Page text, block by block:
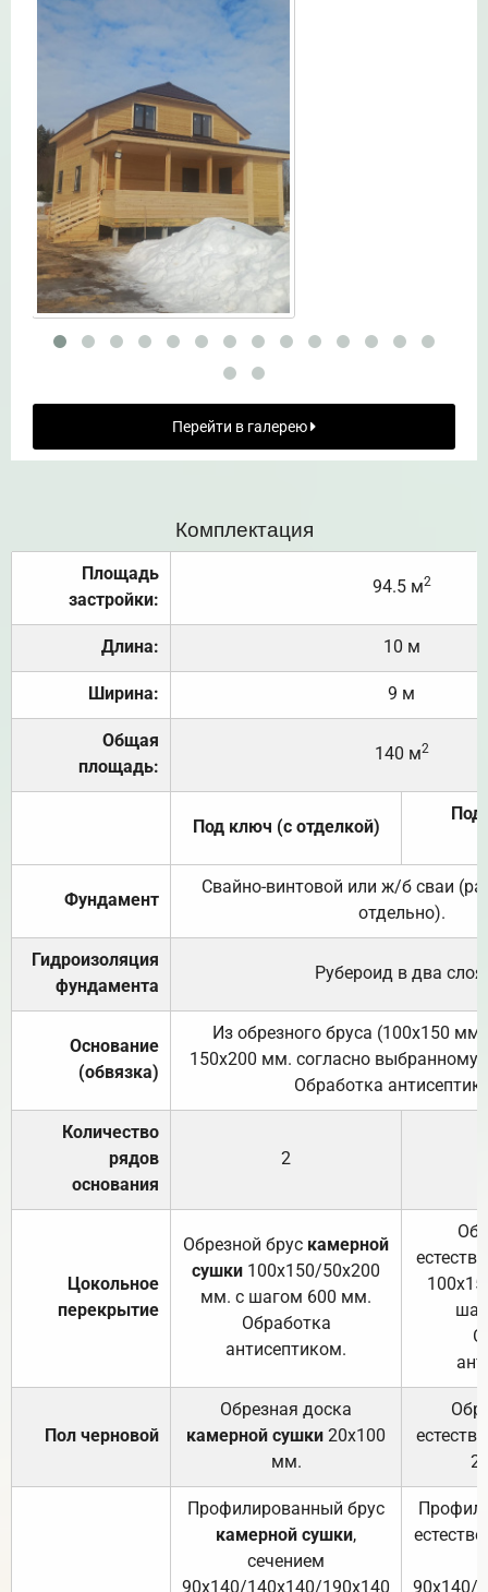
Перейти в галерею
Комплектация
Площадь
застройки:
94.5 м2
Длина: 10 м
Ширина: 9 м
Общая
площадь:
140 м2
Под ключ (с отделкой)
Под
Фундамент
Свайно-винтовой или ж/б сваи
отдельно).
Гидроизоляция
фундамента
Рубероид в два слоя.
Основание
(обвязка)
Из обрезного бруса (100х150
150х200 мм. согласно выбранному
Обработка
Количество
рядов
основания
2
Цокольное
перекрытие
Обрезной брус камерной
сушки 100х150/50х200
мм. с шагом 600 мм.
Обработка
антисептиком.
Пол черновой
Обрезная доска
камерной сушки 20х100
мм.
Профилированный брус
камерной сушки,
сечением
90х140/140х140/190х140
90х140/